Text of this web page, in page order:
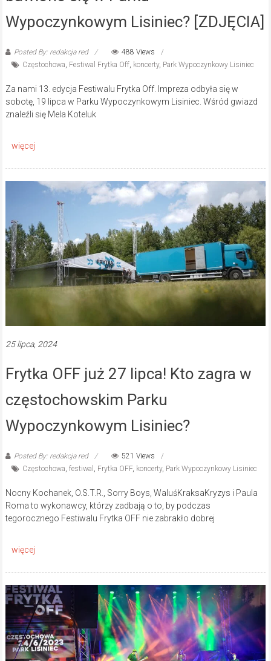
Wypoczynkowym Lisiniec? [ZDJĘCIA]
Posted By: redakcja red
488 Views
Częstochowa Festiwal Frytka Off, koncerty, Park Wypoczynkowy Lisiniec
Za nami 13. edycja Festiwalu Frytka Off. Impreza odbyła się w
sobotę, 19 lipca w Parku Wypoczynkowym Lisiniec. Wśród gwiazd
znaleźli się Mela Koteluk
25 lipca, 2024
Frytka OFF już 27 lipca! Kto zagra w
częstochowskim Parku
Wypoczynkowym Lisiniec?
Posted By: redakcja red
521 Views
Częstochowa, festiwal , Frytka OFF, koncerty, Park Wypoczynkowy Lisiniec
Nocny Kochanek, O.S.T.R., Sorry Boys, WaluśKraksaKryzys i Paula
Roma to wykonawcy, którzy zadbają o to, by podczas
tegorocznego Festiwalu Frytka OFF nie zabrakło dobrej